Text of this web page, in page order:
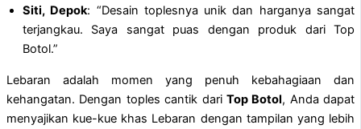
Siti, Depok: “Desain toplesnya unik dan harganya sangat
terjangkau. Saya sangat puas dengan produk dari Top
Botol.”
Lebaran adalah momen yang penuh kebahagiaan dan
kehangatan. Dengan toples cantik dari Top Botol, Anda dapat
menyajikan kue-kue khas Lebaran dengan tampilan yang lebih